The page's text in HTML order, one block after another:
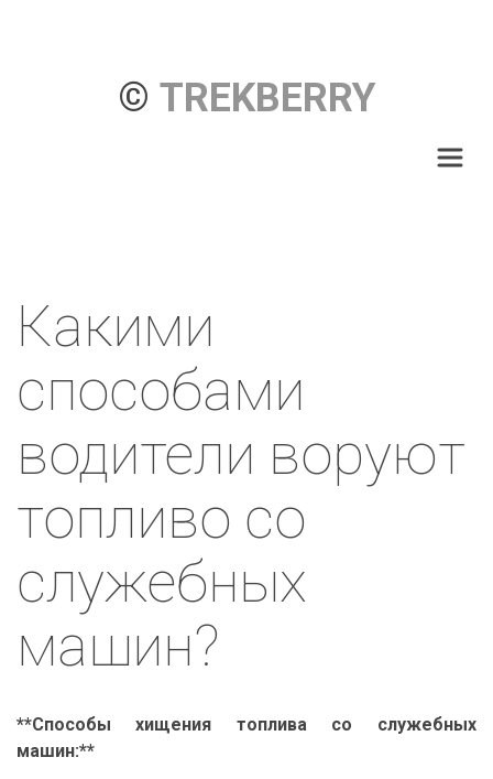
© TREKBERRY
Какими
способами
водители воруют
топливо со
служебных
машин?
**Способы хищения топлива со служебных
машин:**